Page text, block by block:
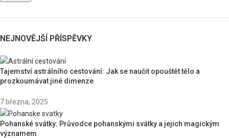
NEJNOVĚJŠÍ PŘÍSPĚVKY
Tajemství astrálního cestování: Jak se naučit opouštět tělo a
prozkoumávat jiné dimenze
7 března, 2025
Pohanské svátky: Průvodce pohanskými svátky a jejich magickým
významem